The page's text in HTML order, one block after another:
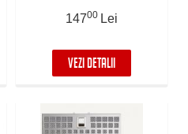
14700 Lei
VEZI DETALII